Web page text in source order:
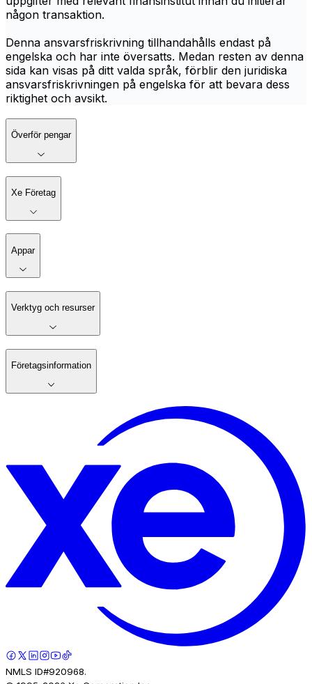
någon transaktion.
Denna ansvarsfriskrivning tillhandahålls endast på
engelska och har inte översatts. Medan resten av denna
sida kan visas på ditt valda språk, förblir den juridiska
ansvarsfriskrivningen på engelska för att bevara dess
riktighet och avsikt.
Överför pengar
Xe Företag
Appar
Verktyg och resurser
Företagsinformation
NMLS ID#920968.